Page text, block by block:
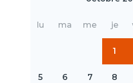
lu ma me je
1
5 6 7 8